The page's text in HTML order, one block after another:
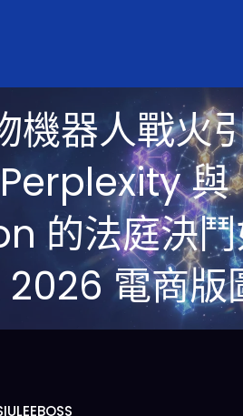
機器人戰火
與
的法庭決
2026 電商版